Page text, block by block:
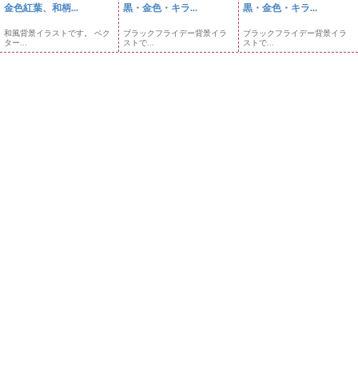
金色紅葉、和柄...
和風背景イラストです。 ベク
ター...
黒・金色・キラ...
ブラックフライデー背景イラ
ストで...
黒・金色・キラ...
ブラックフライデー背景イラ
ストで...